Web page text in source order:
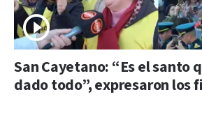
San Cayetano: “Es el santo
dado todo”, expresaron los